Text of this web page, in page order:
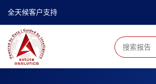
全天候客户支持